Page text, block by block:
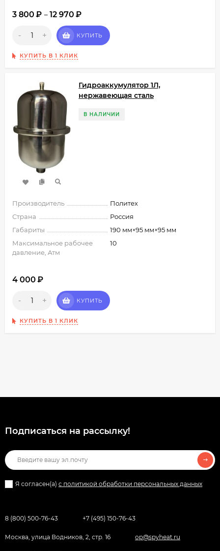
3 800 ₽ – 12 970 ₽
- + КУПИТЬ
КУПИТЬ В 1 КЛИК
Гидроаккумулятор 1Л,
нержавеющая сталь
В НАЛИЧИИ
Производитель
Политех
Страна
Россия
Габариты
190 мм×95 мм×95 мм
Максимальное рабочее
давление, Атм
10
4 000 ₽
- + КУПИТЬ
КУПИТЬ В 1 КЛИК
Подписаться на рассылкy!
Я согласен(a) с политикой обработки персональных данных
8 (800) 500-76-43 +7 (495) 150-76-43
Москва, улица Водников, 2, стр. 16 op@spyheat.ru